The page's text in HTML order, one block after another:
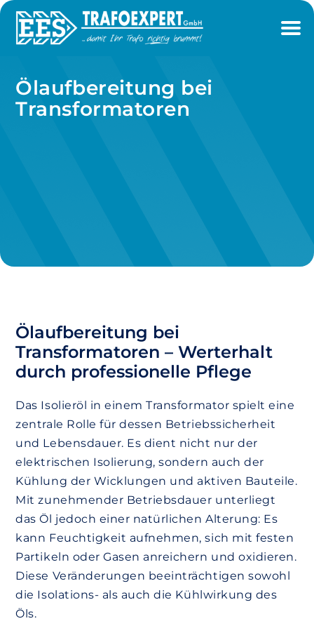
Ölaufbereitung bei
Transformatoren
Ölaufbereitung bei
Transformatoren – Werterhalt
durch professionelle Pflege
Das Isolieröl in einem Transformator spielt eine
zentrale Rolle für dessen Betriebssicherheit
und Lebensdauer. Es dient nicht nur der
elektrischen Isolierung, sondern auch der
Kühlung der Wicklungen und aktiven Bauteile.
Mit zunehmender Betriebsdauer unterliegt
das Öl jedoch einer natürlichen Alterung: Es
kann Feuchtigkeit aufnehmen, sich mit festen
Partikeln oder Gasen anreichern und oxidieren.
Diese Veränderungen beeinträchtigen sowohl
die Isolations- als auch die Kühlwirkung des
Öls.